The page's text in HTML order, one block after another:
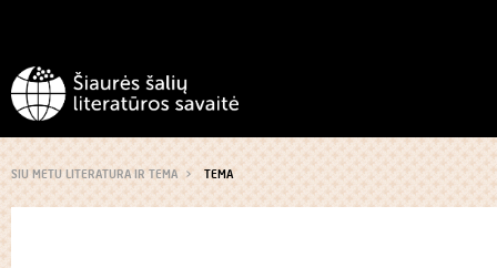
SIU METU LITERATURA IR TEMA TEMA